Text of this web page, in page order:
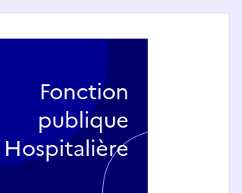
Fonction
publique
Hospitalière